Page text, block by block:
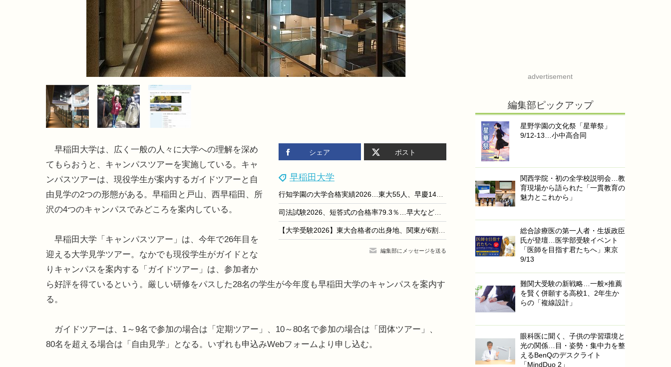
シェア ポスト
早稲田大学
行知学園の大学合格実績2026…東大55人、早慶149人
司法試験2026、短答式の合格率79.3％…早大など大学院別結果も
【大学受験2026】東大合格者の出身地、関東が6割超え…代ゼミ分析
編集部にメッセージを送る
早稲田大学は、広く一般の人々に大学への理解を深め
てもらおうと、キャンパスツアーを実施している。キャ
ンパスツアーは、現役学生が案内するガイドツアーと自
由見学の2つの形態がある。早稲田と戸山、西早稲田、所
沢の4つのキャンパスでみどころを案内している。
早稲田大学「キャンパスツアー」は、今年で26年目を
迎える大学見学ツアー。なかでも現役学生がガイドとな
りキャンパスを案内する「ガイドツアー」は、参加者か
ら好評を得ているという。厳しい研修をパスした28名の学生が今年度も早稲田大学のキャンパスを案内す
る。
ガイドツアーは、1～9名で参加の場合は「定期ツアー」、10～80名で参加の場合は「団体ツアー」、
80名を超える場合は「自由見学」となる。いずれも申込みWebフォームより申し込む。
advertisement
編集部ピックアップ
星野学園の文化祭「星華祭」
9/12-13…小中高合同
関西学院・初の全学校説明会…教
育現場から語られた「一貫教育の
魅力とこれから」
総合診療医の第一人者・生坂政臣
氏が登壇…医学部受験イベント
「医師を目指す君たちへ」東京
9/13
難関大受験の新戦略…一般×推薦
を賢く併願する高校1、2年生か
らの「複線設計」
眼科医に聞く、子供の学習環境と
光の関係…目・姿勢・集中力を整
えるBenQのデスクライト
「MindDuo 2」